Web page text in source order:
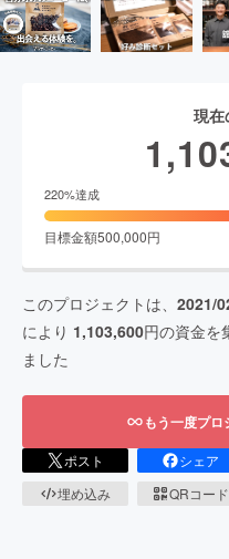
現在
220%達成
目標金額500,000円
このプロジェクトは、 2021/
により 1,103,600円の資金を
ました
もう一度プ
ポスト シェア
埋め込み
QRコード